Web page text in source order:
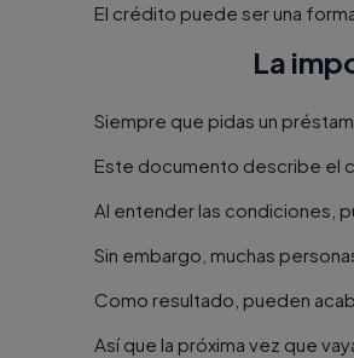
El crédito puede ser una
La
Siempre que pidas un
Este documento describe el
Al entender las condiciones,
Sin embargo, muchas
Como resultado, pueden
Así que la próxima vez que